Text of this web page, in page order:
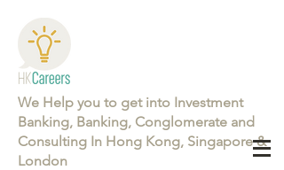
We Help you to get into Investment
Banking, Banking, Conglomerate and
Consulting In Hong Kong, Singapore &
London